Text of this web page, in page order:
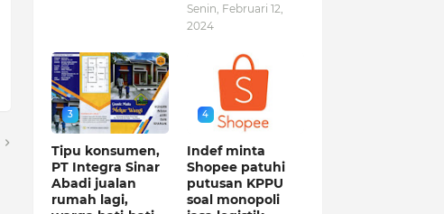
Senin, Februari 12,
2024
3
Tipu konsumen,
PT Integra Sinar
Abadi jualan
rumah lagi,
4
Indef minta
Shopee patuhi
putusan KPPU
soal monopoli